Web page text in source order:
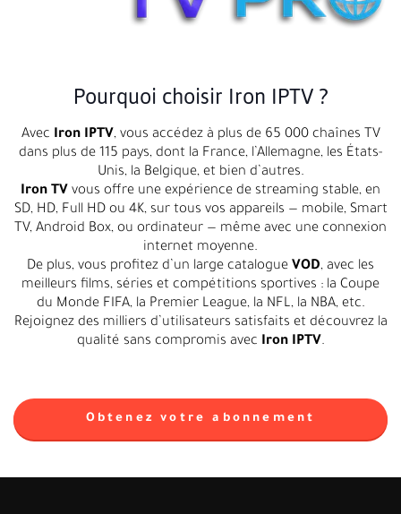
Pourquoi choisir Iron IPTV ?
Avec Iron IPTV, vous accédez à plus de 65 000 chaînes TV
dans plus de 115 pays, dont la France, l’Allemagne, les États-
Unis, la Belgique, et bien d’autres.
Iron TV vous offre une expérience de streaming stable, en
SD, HD, Full HD ou 4K, sur tous vos appareils — mobile, Smart
TV, Android Box, ou ordinateur — même avec une connexion
internet moyenne.
De plus, vous profitez d’un large catalogue VOD, avec les
meilleurs films, séries et compétitions sportives : la Coupe
du Monde FIFA, la Premier League, la NFL, la NBA, etc.
Rejoignez des milliers d’utilisateurs satisfaits et découvrez la
qualité sans compromis avec Iron IPTV.
Obtenez votre abonnement